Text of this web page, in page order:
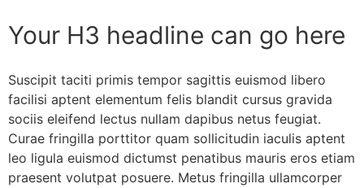
Your H3 headline can go here
Suscipit taciti primis tempor sagittis euismod libero
facilisi aptent elementum felis blandit cursus gravida
sociis eleifend lectus nullam dapibus netus feugiat.
Curae fringilla porttitor quam sollicitudin iaculis aptent
leo ligula euismod dictumst penatibus mauris eros etiam
praesent volutpat posuere. Metus fringilla ullamcorper